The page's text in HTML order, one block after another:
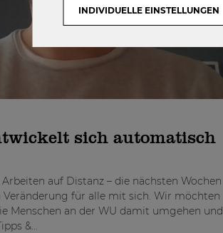
sich automatisch
auf Distanz – die nächsten Wochen
Veränderung für alle mit sich. Wir möchten
Menschen an der WU damit umgehen und
&...
INDIVIDUELLE EINSTELLUNGEN